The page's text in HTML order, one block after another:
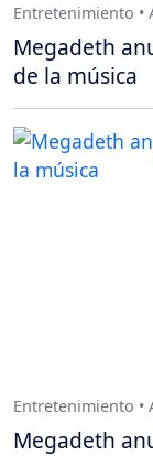
Entretenimiento •
Megadeth
de la música
Entretenimiento •
Megadeth